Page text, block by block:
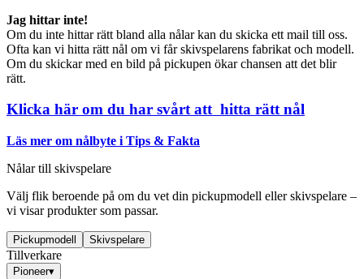
Jag hittar inte!
Om du inte hittar rätt bland alla nålar kan du skicka ett mail till oss.
Ofta kan vi hitta rätt nål om vi får skivspelarens fabrikat och modell.
Om du skickar med en bild på pickupen ökar chansen att det blir
rätt.
Klicka här om du har svårt att hitta rätt nål
Läs mer om nålbyte i Tips & Fakta
Nålar till skivspelare
Välj flik beroende på om du vet din pickupmodell eller skivspelare –
vi visar produkter som passar.
Pickupmodell Skivspelare
Tillverkare
Pioneer▾